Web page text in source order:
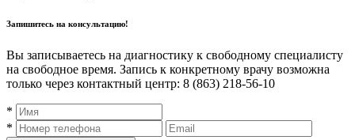
Запишитесь на консультацию!
Вы записываетесь на диагностику к свободному специалисту
на свободное время. Запись к конкретному врачу возможна
только через контактный центр: 8 (863) 218-56-10
*
*